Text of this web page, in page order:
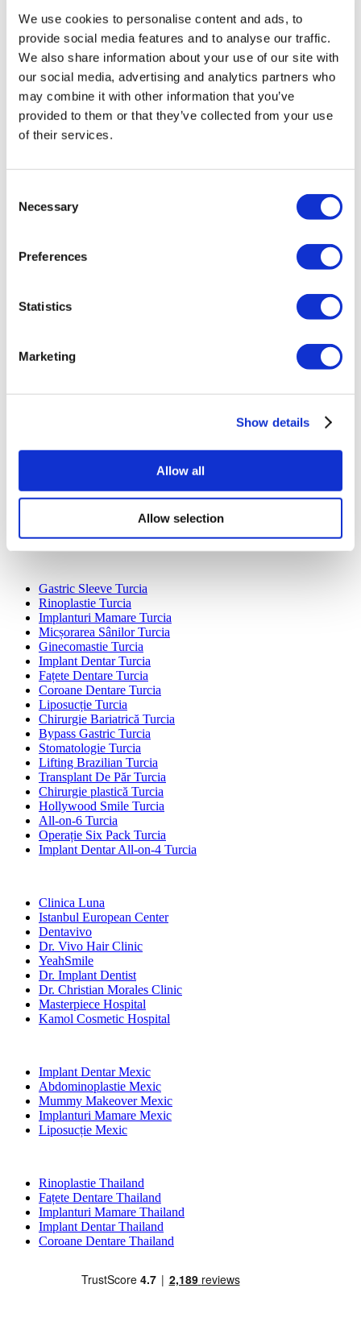
We use cookies to personalise content and ads, to
provide social media features and to analyse our traffic.
We also share information about your use of our site with
our social media, advertising and analytics partners who
may combine it with other information that you’ve
provided to them or that they’ve collected from your use
of their services.
Selection
Necessary
Preferences
Statistics
Marketing
Show details
Allow all
Allow selection
înregistrată la TÜRSAB (Certificat Nr.: 12276).
Toate tratamentele sunt efectuate de o instituție de sănătate
certificată în turism medical.
Despre noi
Cum funcționează
Ghid Pre-Op
Autori & recenzenti
Flymedi Program de Recomandare
Carieră
Blog
Politica de confidențialitate
Contactați-ne
Turcia Clinici
Poland Clinici
Colombia Clinici
Gastric Sleeve Turcia
Rinoplastie Turcia
Implanturi Mamare Turcia
Micșorarea Sânilor Turcia
Ginecomastie Turcia
Implant Dentar Turcia
Fațete Dentare Turcia
Coroane Dentare Turcia
Liposucție Turcia
Chirurgie Bariatrică Turcia
Bypass Gastric Turcia
Stomatologie Turcia
Lifting Brazilian Turcia
Transplant De Păr Turcia
Chirurgie plastică Turcia
Hollywood Smile Turcia
All-on-6 Turcia
Operație Six Pack Turcia
Implant Dentar All-on-4 Turcia
Clinica Luna
Istanbul European Center
Dentavivo
Dr. Vivo Hair Clinic
YeahSmile
Dr. Implant Dentist
Dr. Christian Morales Clinic
Masterpiece Hospital
Kamol Cosmetic Hospital
Implant Dentar Mexic
Abdominoplastie Mexic
Mummy Makeover Mexic
Implanturi Mamare Mexic
Liposucție Mexic
Rinoplastie Thailand
Fațete Dentare Thailand
Implanturi Mamare Thailand
Implant Dentar Thailand
Coroane Dentare Thailand